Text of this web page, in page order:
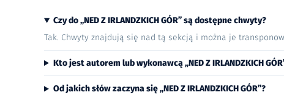
Czy do „NED Z IRLANDZKICH GÓR” są dostępne chwyty?
Tak. Chwyty znajdują się nad tą sekcją i można je
Kto jest autorem lub wykonawcą „NED Z IRLANDZKICH
Od jakich słów zaczyna się „NED Z IRLANDZKICH GÓR”?